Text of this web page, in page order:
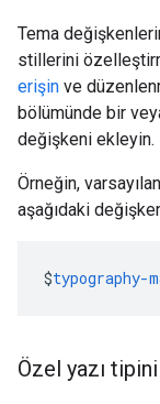
Tema
stillerini
erişin ve
bölümünde bir
değişkeni ekleyin.
Örneğin,
aşağıdaki
$
Özel yazı